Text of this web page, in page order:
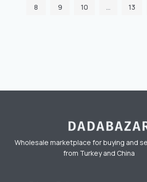
8 9 10 ... 13
Wholesale marketplace for buying and
from Turkey and China